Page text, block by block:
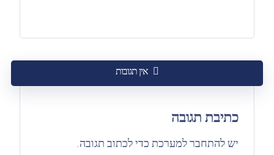
אין תגובות
כתיבת תגובה
ישלהתחבר למערכת כדי לכתוב תגובה.